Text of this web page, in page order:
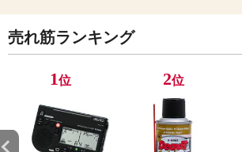
売れ筋ランキング
1位 2位